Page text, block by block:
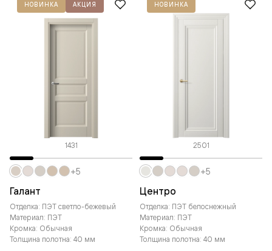
НОВИНКА АКЦИЯ
1431
Галант
Отделка: ПЭТ светло-бежевый
Материал: ПЭТ
Кромка: Обычная
Толщина полотна: 40 мм
+5
НОВИНКА
2501
Центро
Отделка: ПЭТ белоснежный
Материал: ПЭТ
Кромка: Обычная
Толщина полотна: 40 мм
+5